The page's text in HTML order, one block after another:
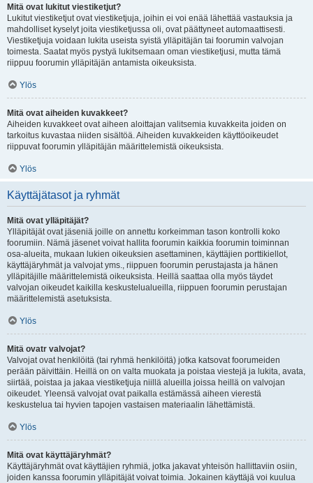
Mitä ovat lukitut viestiketjut?
Lukitut viestiketjut ovat viestiketjuja, joihin ei voi enää lähettää vastauksia ja
mahdolliset kyselyt joita viestiketjussa oli, ovat päättyneet automaattisesti.
Viestiketjuja voidaan lukita useista syistä ylläpitäjän tai foorumin valvojan
toimesta. Saatat myös pystyä lukitsemaan oman viestiketjusi, mutta tämä
riippuu foorumin ylläpitäjän antamista oikeuksista.
Ylös
Mitä ovat aiheiden kuvakkeet?
Aiheiden kuvakkeet ovat aiheen aloittajan valitsemia kuvakkeita joiden on
tarkoitus kuvastaa niiden sisältöä. Aiheiden kuvakkeiden käyttöoikeudet
riippuvat foorumin ylläpitäjän määrittelemistä oikeuksista.
Ylös
Käyttäjätasot ja ryhmät
Mitä ovat ylläpitäjät?
Ylläpitäjät ovat jäseniä joille on annettu korkeimman tason kontrolli koko
foorumiin. Nämä jäsenet voivat hallita foorumin kaikkia foorumin toiminnan
osa-alueita, mukaan lukien oikeuksien asettaminen, käyttäjien porttikiellot,
käyttäjäryhmät ja valvojat yms., riippuen foorumin perustajasta ja hänen
ylläpitäjille määrittelemistä oikeuksista. Heillä saattaa olla myös täydet
valvojan oikeudet kaikilla keskustelualueilla, riippuen foorumin perustajan
määrittelemistä asetuksista.
Ylös
Mitä ovatr valvojat?
Valvojat ovat henkilöitä (tai ryhmä henkilöitä) jotka katsovat foorumeiden
perään päivittäin. Heillä on on valta muokata ja poistaa viestejä ja lukita, avata,
siirtää, poistaa ja jakaa viestiketjuja niillä alueilla joissa heillä on valvojan
oikeudet. Yleensä valvojat ovat paikalla estämässä aiheen vierestä
keskustelua tai hyvien tapojen vastaisen materiaalin lähettämistä.
Ylös
Mitä ovat käyttäjäryhmät?
Käyttäjäryhmät ovat käyttäjien ryhmiä, jotka jakavat yhteisön hallittaviin osiin,
joiden kanssa foorumin ylläpitäjät voivat toimia. Jokainen käyttäjä voi kuulua